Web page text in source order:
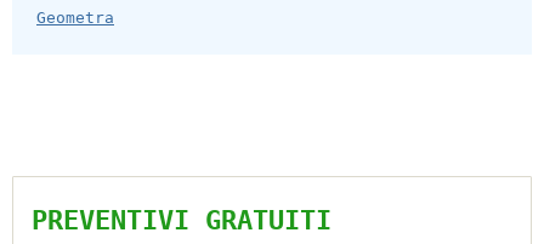
Geometra
PREVENTIVI GRATUITI